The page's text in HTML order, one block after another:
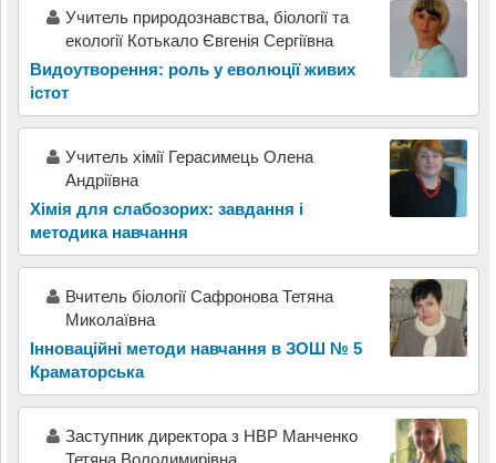
Учитель природознавства, біології та
екології Котькало Євгенія Сергіївна
Видоутворення: роль у еволюції живих
істот
Учитель хімії Герасимець Олена
Андріївна
Хімія для слабозорих: завдання і
методика навчання
Вчитель біології Сафронова Тетяна
Миколаївна
Інноваційні методи навчання в ЗОШ № 5
Краматорська
Заступник директора з НВР Манченко